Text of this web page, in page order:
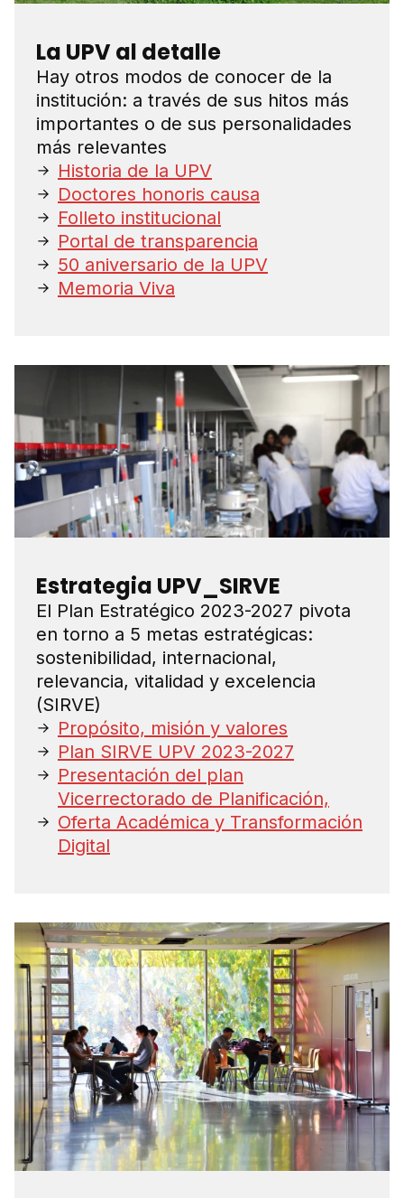
La UPV al detalle
Hay otros modos de conocer de la
institución: a través de sus hitos más
importantes o de sus personalidades
más relevantes
Historia de la UPV
Doctores honoris causa
Folleto institucional
Portal de transparencia
50 aniversario de la UPV
Memoria Viva
Estrategia UPV_SIRVE
El Plan Estratégico 2023-2027 pivota
en torno a 5 metas estratégicas:
sostenibilidad, internacional,
relevancia, vitalidad y excelencia
(SIRVE)
Propósito, misión y valores
Plan SIRVE UPV 2023-2027
Presentación del plan
Vicerrectorado de Planificación,
Oferta Académica y Transformación
Digital